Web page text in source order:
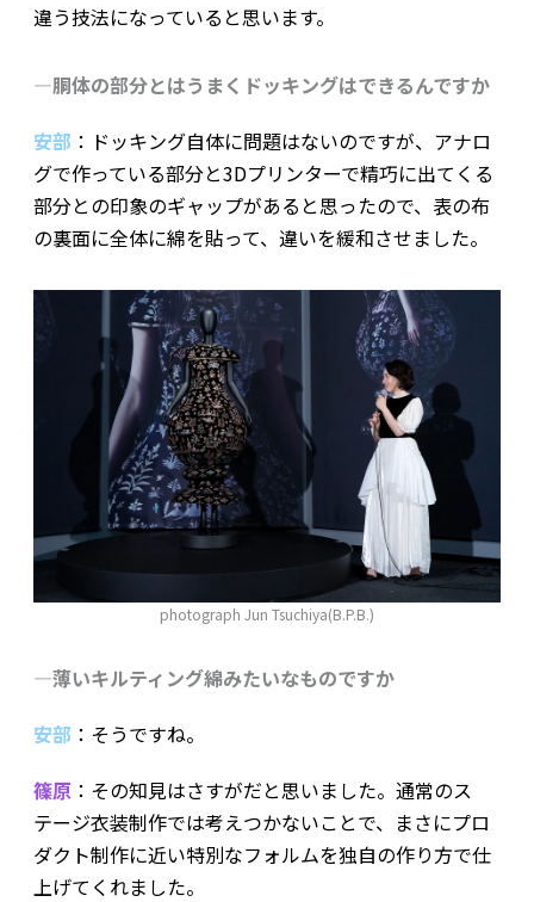
違う技法になっていると思います。
―胴体の部分とはうまくドッキングはできるんですか
安部 ：ドッキング自体に問題はないのですが、アナロ
グで作っている部分と3Dプリンターで精巧に出てくる
部分との印象のギャップがあると思ったので、表の布
の裏面に全体に綿を貼って、違いを緩和させました。
photograph Jun Tsuchiya(B.P.B.)
―薄いキルティング綿みたいなものですか
安部 ：そうですね。
篠原：その知見はさすがだと思いました。通常のス
テージ衣装制作では考えつかないことで、まさにプロ
ダクト制作に近い特別なフォルムを独自の作り方で仕
上げてくれました。